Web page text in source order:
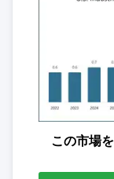
この市場